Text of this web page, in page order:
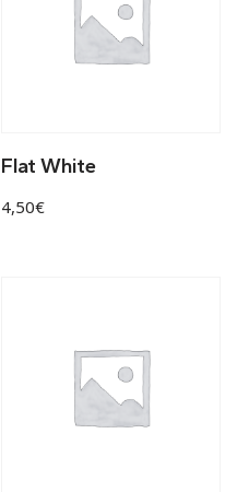
Flat White
4,50€